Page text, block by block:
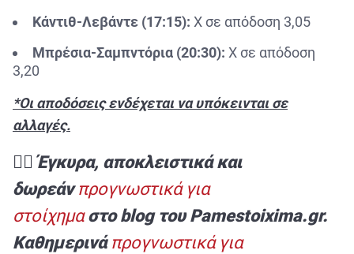
Κάντιθ-Λεβάντε (17:15): Χ σε απόδοση 3,05
Μπρέσια-Σαμπντόρια (20:30): Χ σε απόδοση
3,20
*Οι αποδόσεις ενδέχεται να υπόκεινται σε
αλλαγές.
✍🏻Έγκυρα, αποκλειστικά και
δωρεάν προγνωστικά για
στοίχημα στο blog του Pamestoixima.gr.
Καθημερινά προγνωστικά για